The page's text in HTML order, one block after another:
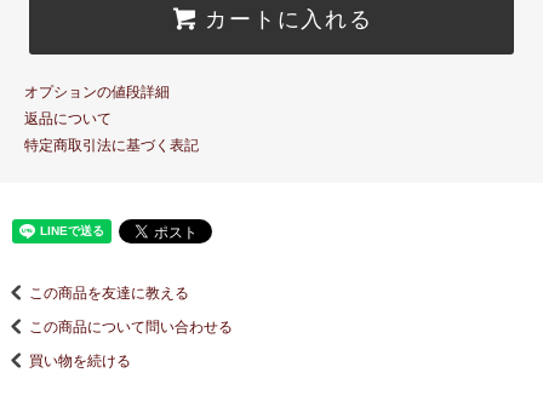
カートに入れる
オプションの値段詳細
返品について
特定商取引法に基づく表記
この商品を友達に教える
この商品について問い合わせる
買い物を続ける